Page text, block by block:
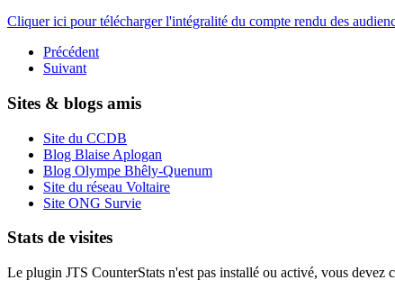
Cliquer ici pour télécharger l'intégralité du compte rendu des
Précédent
Suivant
Sites & blogs amis
Site du CCDB
Blog Blaise Aplogan
Blog Olympe Bhêly-Quenum
Site du réseau Voltaire
Site ONG Survie
Stats de visites
Le plugin JTS CounterStats n'est pas installé ou activé, vous devez